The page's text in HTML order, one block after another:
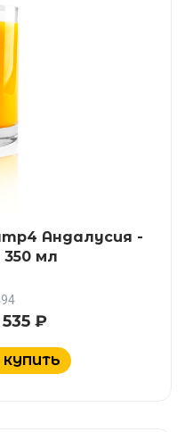
Андалусия -
350 мл
535 ₽
КУПИТЬ